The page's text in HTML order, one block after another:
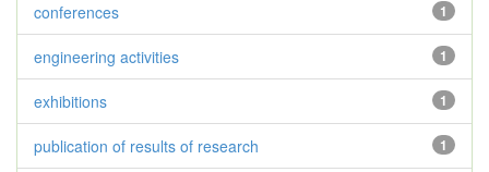
1
conferences
1
engineering activities
1
exhibitions
1
publication of results of research